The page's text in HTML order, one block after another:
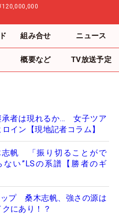
組み合せ ニュース
概要など TV放送予定
承者は現れるか… 女子ツア
イン【現地記者コラム】
志帆 「振り切ることがで
ない”LSの系譜【勝者のギ
ップ 桑木志帆、強さの源は
にあり！？